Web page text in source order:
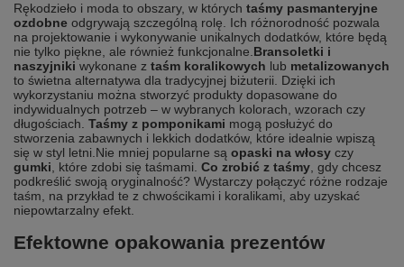
Rękodzieło i moda to obszary, w których taśmy pasmanteryjne
ozdobne odgrywają szczególną rolę. Ich różnorodność pozwala
na projektowanie i wykonywanie unikalnych dodatków, które będą
nie tylko piękne, ale również funkcjonalne. Bransoletki i
naszyjniki wykonane z taśm koralikowych lub metalizowanych
to świetna alternatywa dla tradycyjnej biżuterii. Dzięki ich
wykorzystaniu można stworzyć produkty dopasowane do
indywidualnych potrzeb – w wybranych kolorach, wzorach czy
długościach. Taśmy z pomponikami mogą posłużyć do
stworzenia zabawnych i lekkich dodatków, które idealnie wpiszą
się w styl letni. Nie mniej popularne są opaski na włosy czy
gumki , które zdobi się taśmami. Co zrobić z taśmy , gdy chcesz
podkreślić swoją oryginalność? Wystarczy połączyć różne rodzaje
taśm, na przykład te z chwościkami i koralikami, aby uzyskać
niepowtarzalny efekt.
Efektowne opakowania prezentów